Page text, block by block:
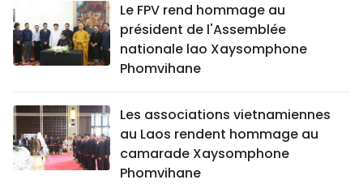
Le FPV rend hommage au
président de l'Assemblée
nationale lao Xaysomphone
Phomvihane
Les associations vietnamiennes
au Laos rendent hommage au
camarade Xaysomphone
Phomvihane